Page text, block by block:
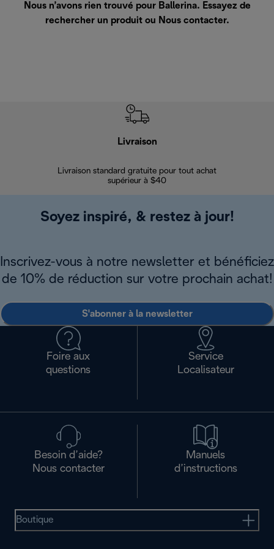
Nous n’avons rien trouvé pour Ballerina. Essayez de
rechercher un produit ou Nous contacter.
Livraison
Livraison standard gratuite pour tout achat
supérieur à $40
Soyez inspiré, & restez à jour!
Inscrivez-vous à notre newsletter et bénéficiez
de 10% de réduction sur votre prochain achat!
S'abonner à la newsletter
Foire aux
questions
Service
Localisateur
Besoin d’aide?
Nous contacter
Manuels
d’instructions
Boutique